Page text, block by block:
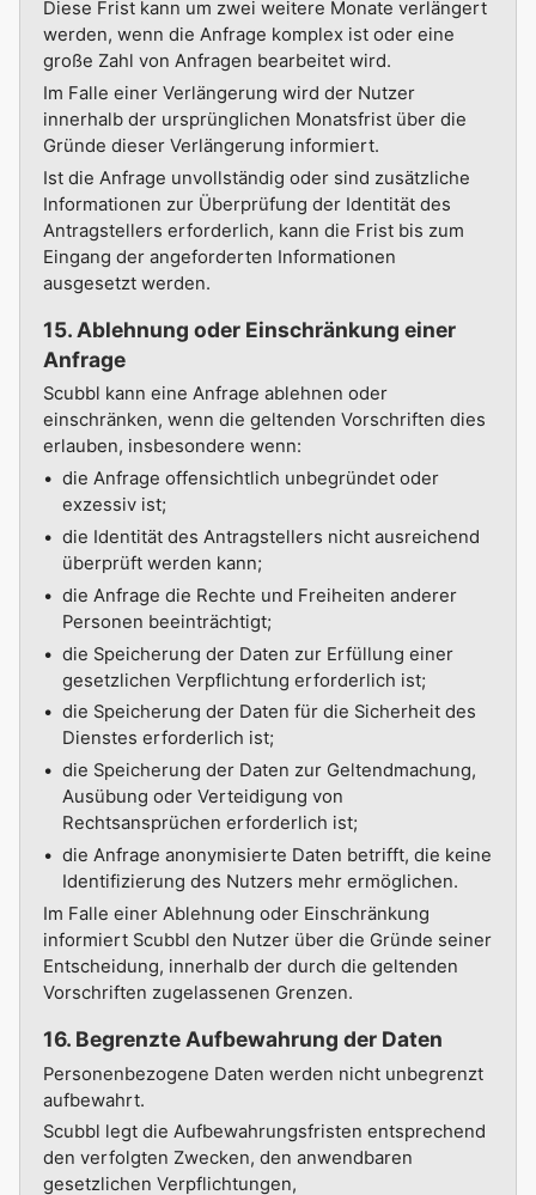
Diese Frist kann um zwei weitere Monate verlängert
werden, wenn die Anfrage komplex ist oder eine
große Zahl von Anfragen bearbeitet wird.
Im Falle einer Verlängerung wird der Nutzer
innerhalb der ursprünglichen Monatsfrist über die
Gründe dieser Verlängerung informiert.
Ist die Anfrage unvollständig oder sind zusätzliche
Informationen zur Überprüfung der Identität des
Antragstellers erforderlich, kann die Frist bis zum
Eingang der angeforderten Informationen
ausgesetzt werden.
15. Ablehnung oder Einschränkung einer
Anfrage
Scubbl kann eine Anfrage ablehnen oder
einschränken, wenn die geltenden Vorschriften dies
erlauben, insbesondere wenn:
die Anfrage offensichtlich unbegründet oder
exzessiv ist;
die Identität des Antragstellers nicht ausreichend
überprüft werden kann;
die Anfrage die Rechte und Freiheiten anderer
Personen beeinträchtigt;
die Speicherung der Daten zur Erfüllung einer
gesetzlichen Verpflichtung erforderlich ist;
die Speicherung der Daten für die Sicherheit des
Dienstes erforderlich ist;
die Speicherung der Daten zur Geltendmachung,
Ausübung oder Verteidigung von
Rechtsansprüchen erforderlich ist;
die Anfrage anonymisierte Daten betrifft, die keine
Identifizierung des Nutzers mehr ermöglichen.
Im Falle einer Ablehnung oder Einschränkung
informiert Scubbl den Nutzer über die Gründe seiner
Entscheidung, innerhalb der durch die geltenden
Vorschriften zugelassenen Grenzen.
16. Begrenzte Aufbewahrung der Daten
Personenbezogene Daten werden nicht unbegrenzt
aufbewahrt.
Scubbl legt die Aufbewahrungsfristen entsprechend
den verfolgten Zwecken, den anwendbaren
gesetzlichen Verpflichtungen,